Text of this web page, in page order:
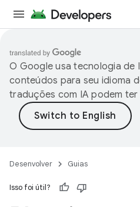
O Google usa tecnologia de
conteúdos para seu idioma
traduções com IA podem ter
Desenvolver Guias
Isso foi útil?